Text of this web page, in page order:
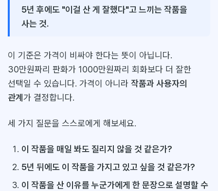
5년 후에도 "이걸 산 게 잘했다"고 느끼는 작품을
사는 것.
이 기준은 가격이 비싸야 한다는 뜻이 아닙니다.
30만원짜리 판화가 1000만원짜리 회화보다 더 잘한
선택일 수 있습니다. 가격이 아니라 작품과 사용자의
관계 가 결정합니다.
세 가지 질문을 스스로에게 해보세요.
이 작품을 매일 봐도 질리지 않을 것 같은가?
5년 뒤에도 이 작품을 가지고 있고 싶을 것 같은가?
이 작품을 산 이유를 누군가에게 한 문장으로 설명할 수